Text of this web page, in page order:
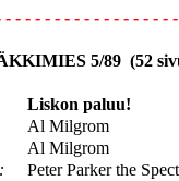
- - - - - - - - - - - - - - - - -
5/89 (52
Liskon paluu!
Al Milgrom
Al Milgrom
Peter Parker the